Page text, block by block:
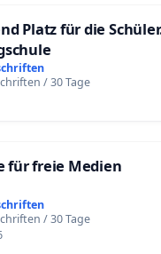
Platz für die
/ 30 Tage
für freie Medien
/ 30 Tage